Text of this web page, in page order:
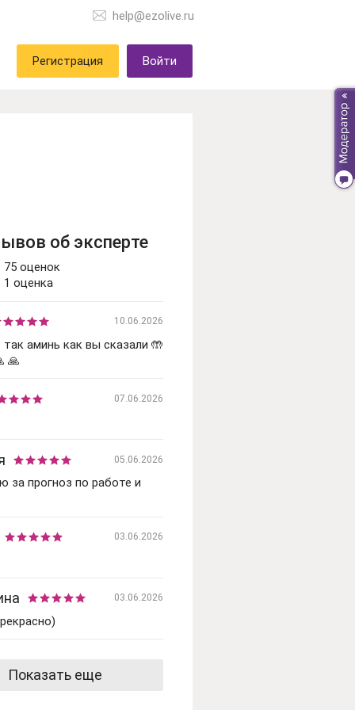
help@ezolive.ru
Регистрация Войти
об эксперте
75 оценок
1 оценка
10.06.2026
аминь как вы сказали 🤲
🙏
07.06.2026
05.06.2026
за прогноз по работе и
03.06.2026
03.06.2026
Показать еще